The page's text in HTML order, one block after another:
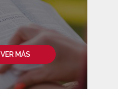
VER MÁS